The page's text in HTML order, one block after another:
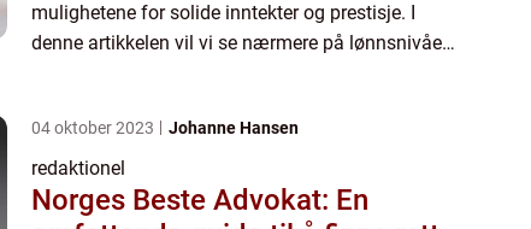
mulighetene for solide inntekter og prestisje. I
denne artikkelen vil vi se nærmere på lønnsnivået
04 oktober 2023 Johanne Hansen
redaktionel
Norges Beste Advokat: En